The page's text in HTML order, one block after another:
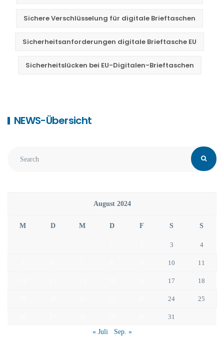
Sichere Verschlüsselung für digitale Brieftaschen
Sicherheitsanforderungen digitale Brieftasche EU
Sicherheitslücken bei EU-Digitalen-Brieftaschen
NEWS-Übersicht
August 2024
M D M D F S S
3 4
10 11
17 18
24 25
31
« Juli
Sep. »